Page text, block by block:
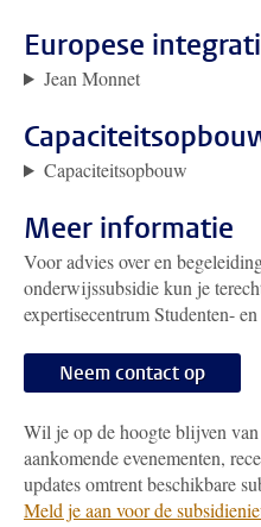
Europese
Jean Monnet
Capaciteitsopbouw
Meer informatie
Voor advies over en
onderwijssubsidie kun je
expertisecentrum Studenten-
Neem contact op
Wil je op de hoogte blijven van
aankomende evenementen,
updates omtrent beschikbare
Meld je aan voor de